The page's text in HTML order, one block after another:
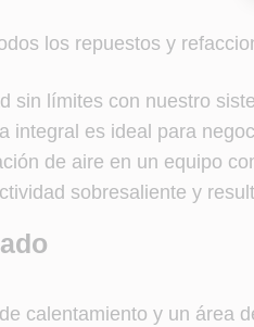
los repuestos y
sin límites con nuestro
integral es ideal para
de aire en un equipo
sobresaliente y
calentamiento y un área